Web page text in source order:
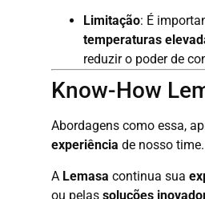
Limitação: É
temperaturas
reduzir o poder de
Know-How
Abordagens como essa,
experiência de nosso time.
A Lemasa continua sua
ou pelas soluções